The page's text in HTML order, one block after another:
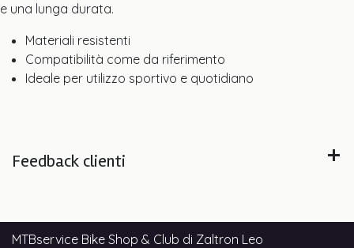
e una lunga durata.
Materiali resistenti
Compatibilità come da riferimento
Ideale per utilizzo sportivo e quotidiano
Feedback clienti
MTBservice Bike Shop & Club di Zaltron Leo